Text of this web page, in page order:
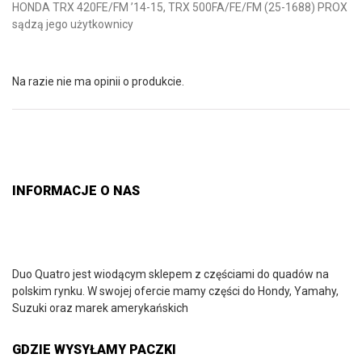
HONDA TRX 420FE/FM ’14-15, TRX 500FA/FE/FM (25-1688) PROX
sądzą jego użytkownicy
Na razie nie ma opinii o produkcie.
INFORMACJE O NAS
Duo Quatro jest wiodącym sklepem z częściami do quadów na
polskim rynku. W swojej ofercie mamy części do Hondy, Yamahy,
Suzuki oraz marek amerykańskich
GDZIE WYSYŁAMY PACZKI